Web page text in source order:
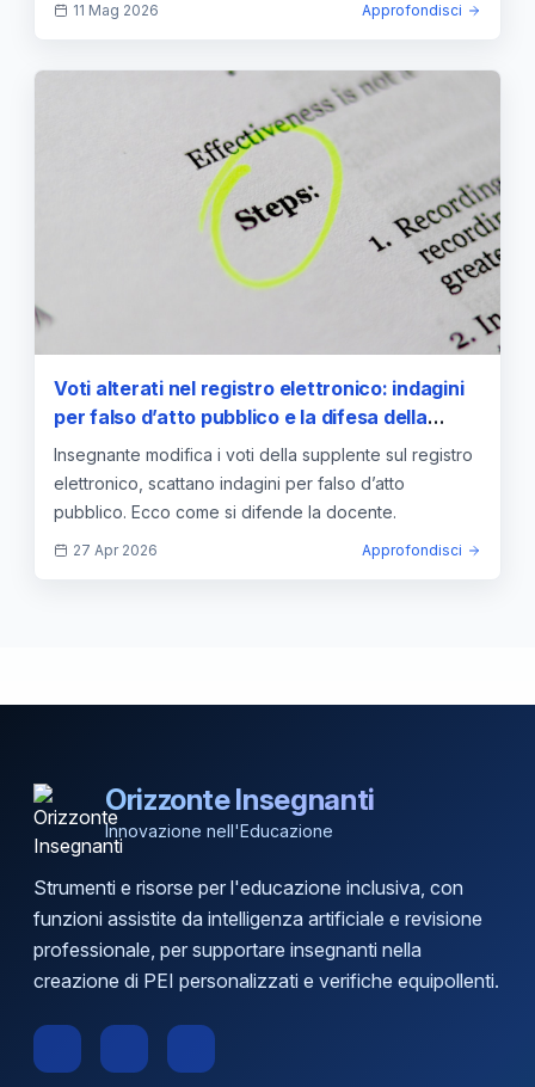
11 Mag 2026 Approfondisci
Voti alterati nel registro elettronico: indagini
per falso d’atto pubblico e la difesa della
docente
Insegnante modifica i voti della supplente sul registro
elettronico, scattano indagini per falso d’atto
pubblico. Ecco come si difende la docente.
27 Apr 2026 Approfondisci
Orizzonte Insegnanti
Innovazione nell'Educazione
Strumenti e risorse per l'educazione inclusiva, con
funzioni assistite da intelligenza artificiale e revisione
professionale, per supportare insegnanti nella
creazione di PEI personalizzati e verifiche equipollenti.